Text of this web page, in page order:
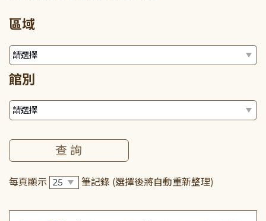
區域
館別
每頁顯示 筆記錄 (選擇後將自動重新整理)